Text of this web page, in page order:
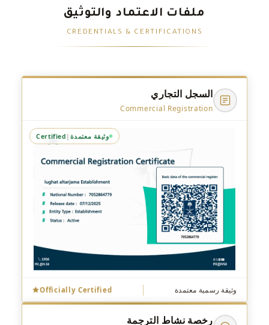
ملفات الاعتماد والتوثيق
CREDENTIALS & CERTIFICATIONS
السجل التجاري
Commercial Registration
وثيقة معتمدة |
Certified
وثيقة رسمية معتمدة Officially Certified
رخصة نشاط الترجمة